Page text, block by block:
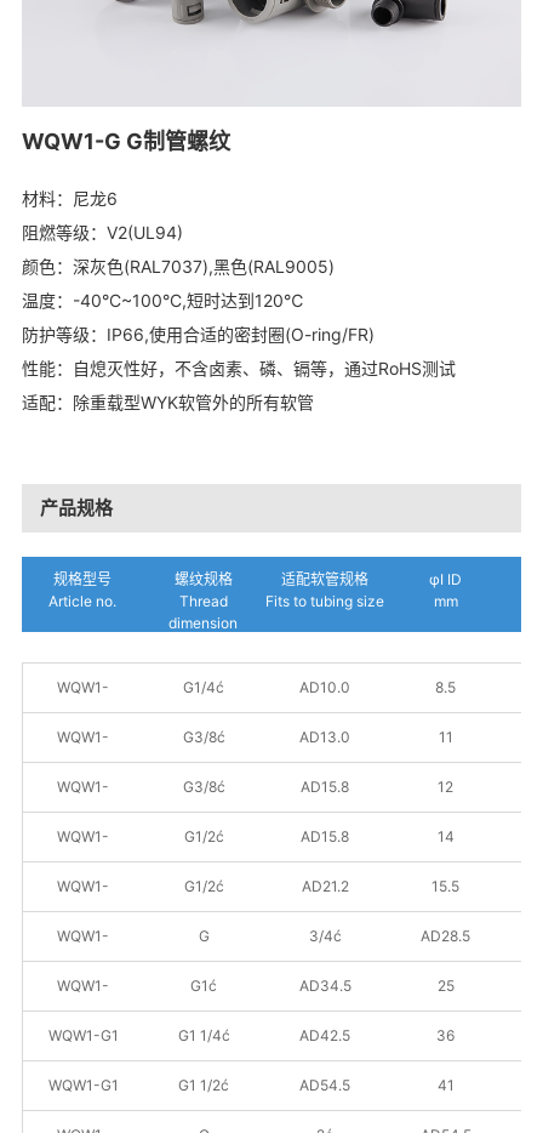
WQW1-G G制管螺纹
材料：尼龙6
阻燃等级：V2(UL94)
颜色：深灰色(RAL7037),黑色(RAL9005)
温度：-40°C~100°C,短时达到120℃
防护等级：IP66,使用合适的密封圈(O-ring/FR)
性能：自熄灭性好，不含卤素、磷、镉等，通过RoHS测试
适配：除重载型WYK软管外的所有软管
产品规格
规格型号
Article no.
螺纹规格
Thread
dimension
适配软管规格
Fits to tubing size
φI ID
mm
WQW1-
G1/4#/AD10.0
G1/4ć AD10.0 8.5
50
WQW1-
G3/8#/AD13.0
G3/8ć AD13.0 11
50
WQW1-
G3/8#/AD15.8
G3/8ć AD15.8 12
50
WQW1-
G1/2#/AD15.8
G1/2ć AD15.8 14
50
WQW1-
G1/2#/AD21.2
G1/2ć AD21.2 15.5
25
WQW1-
G3/4#/AD28.5
G 3/4ć AD28.5
34 20
WQW1-
G1#/AD34.5
G1ć AD34.5 25
10
WQW1-G1
1/4#/AD42.5
G1 1/4ć AD42.5 36
5
WQW1-G1 G1 1/2ć AD54.5 41